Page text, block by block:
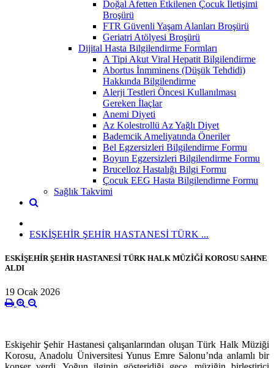
Doğal Afetten Etkilenen Çocuk İletişimi
Broşürü
FTR Güvenli Yaşam Alanları Broşürü
Geriatri Atölyesi Broşürü
Dijital Hasta Bilgilendirme Formları
A Tipi Akut Viral Hepatit Bilgilendirme
Abortus İnmminens (Düşük Tehdidi)
Hakkında Bilgilendirme
Alerji Testleri Öncesi Kullanılması
Gereken İlaçlar
Anemi Diyeti
Az Kolestrollü Az Yağlı Diyet
Bademcik Ameliyatında Öneriler
Bel Egzersizleri Bilgilendirme Formu
Boyun Egzersizleri Bilgilendirme Formu
Brucelloz Hastalığı Bilgi Formu
Çocuk EEG Hasta Bilgilendirme Formu
Sağlık Takvimi
ESKİŞEHİR ŞEHİR HASTANESİ TÜRK ...
ESKİŞEHİR ŞEHİR HASTANESİ TÜRK HALK MÜZİĞİ KOROSU SAHNE
ALDI
19 Ocak 2026
Eskişehir Şehir Hastanesi çalışanlarından oluşan Türk Halk Müziği
Korosu, Anadolu Üniversitesi Yunus Emre Salonu’nda anlamlı bir